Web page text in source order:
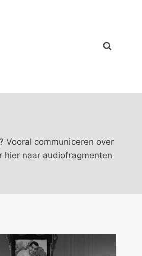
Vooral communiceren over
hier naar audiofragmenten